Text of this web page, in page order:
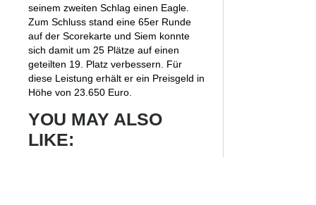
seinem zweiten Schlag einen Eagle.
Zum Schluss stand eine 65er Runde
auf der Scorekarte und Siem konnte
sich damit um 25 Plätze auf einen
geteilten 19. Platz verbessern. Für
diese Leistung erhält er ein Preisgeld in
Höhe von 23.650 Euro.
YOU MAY ALSO
LIKE: